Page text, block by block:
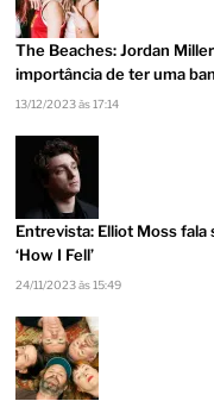
The Beaches: Jordan
importância de ter uma
13/12/2023 às 17:14
Entrevista: Elliot Moss
‘How I Fell’
24/11/2023 às 15:49